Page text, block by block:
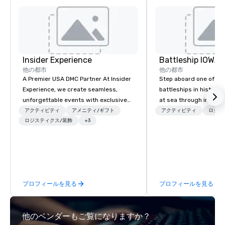
Insider Experience
他の都市
A Premier USA DMC Partner At Insider
Experience, we create seamless,
unforgettable events with exclusive
access to premium venues, world-
class entertainment, and VIP sporting
times, all-inclusive budget
turnarounds, strong industry
relationships, and operational
precision. We operate across the U.S.
アクティビティ
アメニティ/ギフト
ロジスティクス/装飾
+3
プロフィールを見る
Battleship IOWA
他の都市
Step aboard one of
battleships in history
at sea through
designed for all
massive gun turrets,
the heart of the
ship in a thrilling
アクティビティ ロジ
プロフィールを見る
他のベンダーもご覧になりますか？